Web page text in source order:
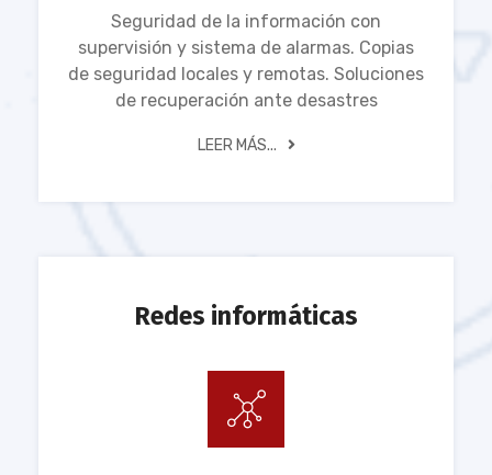
Seguridad de la información con
supervisión y sistema de alarmas. Copias
de seguridad locales y remotas. Soluciones
de recuperación ante desastres
LEER MÁS...
Redes informáticas